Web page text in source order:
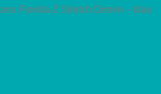
Florida-Z Stretch Denim – blau